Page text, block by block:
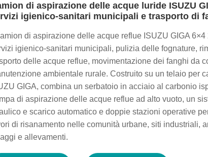
di aspirazione delle acque luride ISUZU
igienico-sanitari municipali e trasporto di
di aspirazione delle acque reflue ISUZU GIGA
igienico-sanitari municipali, pulizia delle fognature,
delle acque reflue, movimentazione dei fanghi da
ambientale rurale. Costruito su un telaio per
GIGA, combina un serbatoio in acciaio al carbonio
di aspirazione delle acque reflue ad alto vuoto, un
e scarico automatico e doppie stazioni operative
di risanamento nelle comunità urbane, siti industriali,
e allevamenti.